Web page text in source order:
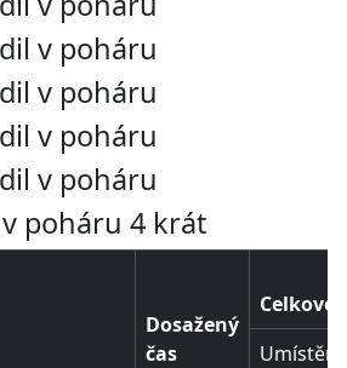
v poháru
v poháru
v poháru
v poháru
poháru 4 krát
Dosažený
čas
Celkové
Umístění